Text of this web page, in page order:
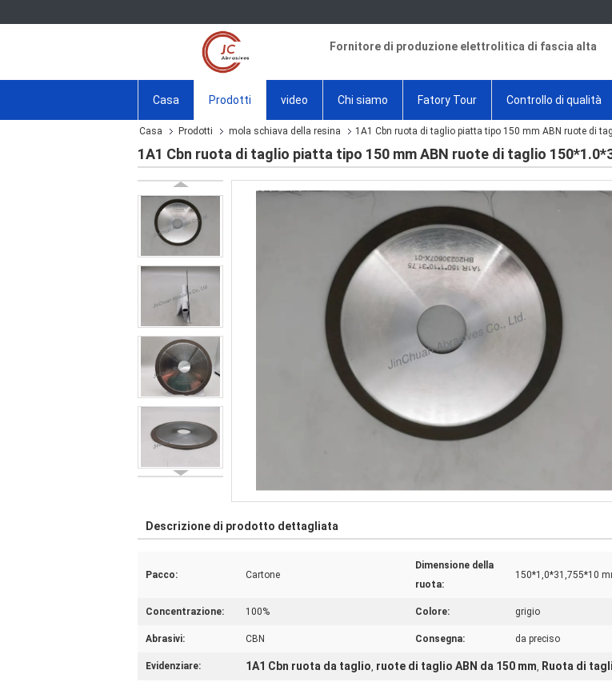
Fornitore di produzione elettrolitica di fascia alta
Casa Prodotti video Chi siamo Fatory Tour Controllo di qualità
Casa Prodotti mola schiava della resina 1A1 Cbn ruota di taglio piatta tipo 150 mm ABN ruote di
1A1 Cbn ruota di taglio piatta tipo 150 mm ABN ruote di taglio
Descrizione di prodotto dettagliata
Pacco: Cartone
Dimensione della
ruota:
150*1,0*31,755*10
Concentrazione: 100% Colore: grigio
Abrasivi: CBN Consegna: da preciso
Evidenziare: 1A1 Cbn ruota da taglio, ruote di taglio ABN da 150 mm, Ruota di